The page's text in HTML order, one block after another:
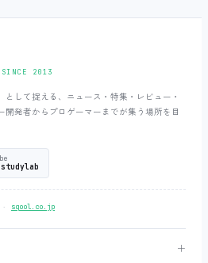
SINCE 2013
して捉える、ニュース・特集・レビュー・
開発者からプロゲーマーまでが集う場所を目
‧ sqool.co.jp
＋